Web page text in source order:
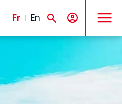
Fr En
MENU